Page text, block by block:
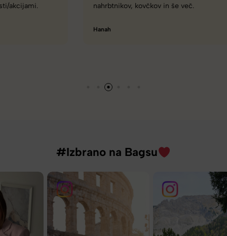
nahrbtnikov, kovčkov in še več.
#Izbrano na Bagsu